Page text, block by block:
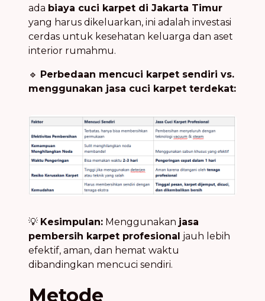
ada biaya cuci karpet di Jakarta Timur
yang harus dikeluarkan, ini adalah investasi
cerdas untuk kesehatan keluarga dan aset
interior rumahmu.
🔹 Perbedaan mencuci karpet sendiri vs.
menggunakan jasa cuci karpet terdekat:
💡 Kesimpulan: Menggunakan jasa
pembersih karpet profesional jauh lebih
efektif, aman, dan hemat waktu
dibandingkan mencuci sendiri.
Metode